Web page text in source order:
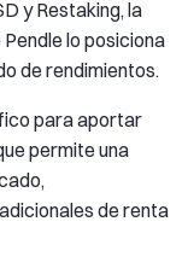
y Restaking, la
lo posiciona
de rendimientos.
para aportar
permite una
de renta